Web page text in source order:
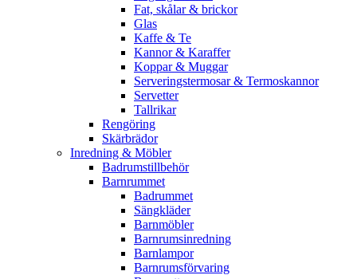
Fat, skålar & brickor
Glas
Kaffe & Te
Kannor & Karaffer
Koppar & Muggar
Serveringstermosar & Termoskannor
Servetter
Tallrikar
Rengöring
Skärbrädor
Inredning & Möbler
Badrumstillbehör
Barnrummet
Badrummet
Sängkläder
Barnmöbler
Barnrumsinredning
Barnlampor
Barnrumsförvaring